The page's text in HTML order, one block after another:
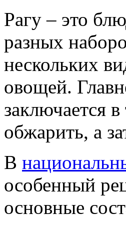
Рагу – это
разных
нескольких
овощей.
заключается
обжарить, а
В
особенный
основные